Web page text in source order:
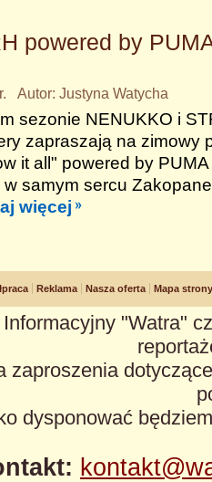
powered by
Autor: Justyna Watycha
sezonie NENUKKO i
zapraszają na zimowy
it all" powered by
w samym sercu
więcej
Reklama Nasza oferta Mapa strony
"Watra"
zaproszenia
dysponować